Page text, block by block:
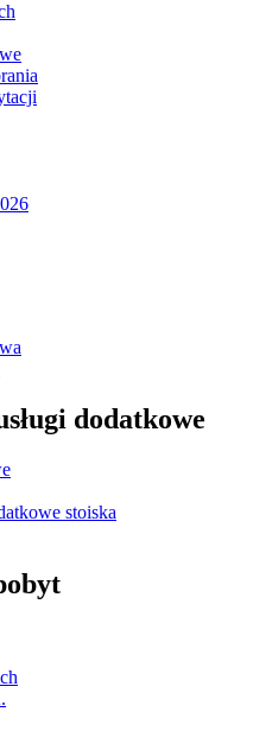
dodatkowe
stoiska